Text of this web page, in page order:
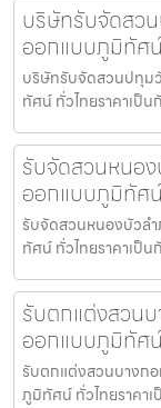
บริษัทรับจัดสว
ออกแบบภูมิทัศ
บริษัทรับจัดสวนปทุม
ทัศน์ ทั่วไทยราคาเป็
รับจัดสวนหนอ
ออกแบบภูมิทัศ
รับจัดสวนหนองบัวล
ทัศน์ ทั่วไทยราคาเป็
รับตกแต่งสวน
ออกแบบภูมิทัศ
รับตกแต่งสวนบางก
ภูมิทัศน์ ทั่วไทยราคา